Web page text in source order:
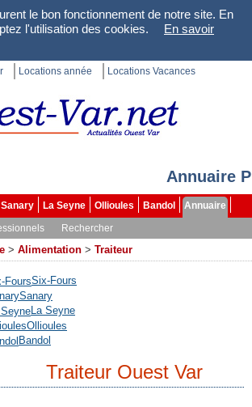
le bon fonctionnement de notre site. En
l'utilisation des cookies.
En savoir
Locations année Locations Vacances
Annuaire
Sanary La Seyne Ollioules Bandol
Annuaire
Rechercher
> Alimentation > Traiteur
Six-Fours
Sanary
La Seyne
Ollioules
Bandol
Traiteur Ouest Var